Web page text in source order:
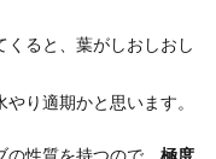
ると、葉がしおしおし
り適期かと思います。
性質を持つので、 極度